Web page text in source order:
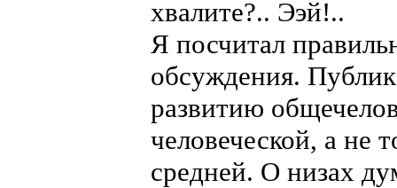
хвалите?.. Ээй!..
Я посчитал
обсуждения.
развитию
человеческой, а не
средней. О низах